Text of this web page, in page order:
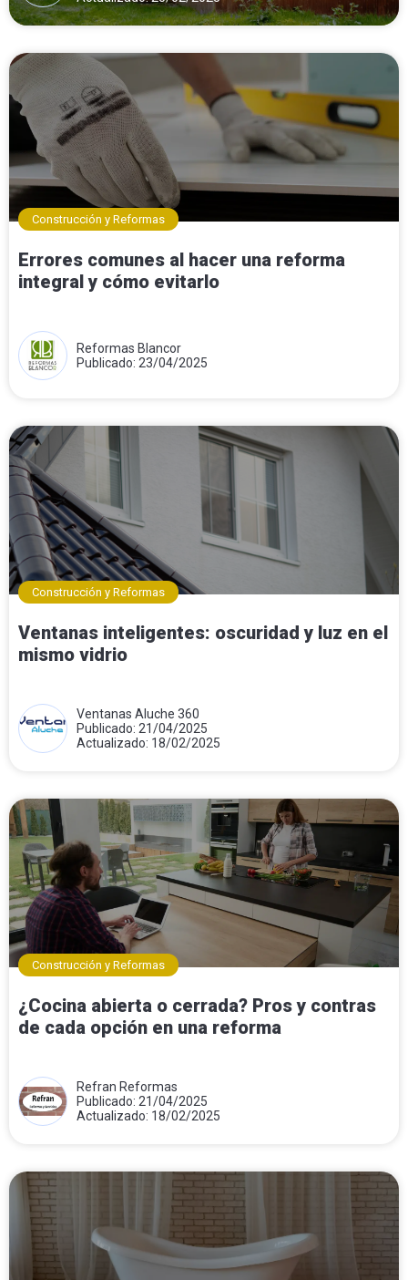
Construcción y Reformas
Errores comunes al hacer una reforma
integral y cómo evitarlo
Reformas Blancor
Publicado: 23/04/2025
Construcción y Reformas
Ventanas inteligentes: oscuridad y luz en el
mismo vidrio
Ventanas Aluche 360
Publicado: 21/04/2025
Actualizado: 18/02/2025
Construcción y Reformas
¿Cocina abierta o cerrada? Pros y contras
de cada opción en una reforma
Refran Reformas
Publicado: 21/04/2025
Actualizado: 18/02/2025